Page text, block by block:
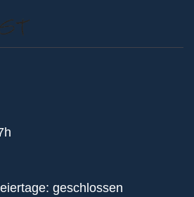
geschlossen